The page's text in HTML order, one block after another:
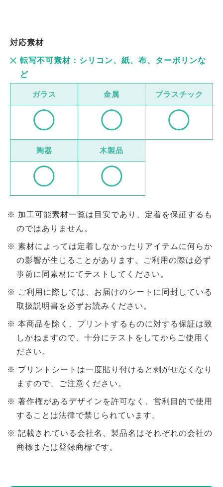
対応素材
転写不可素材：シリコン、紙、布、ターボリンな
ど
ガラス 金属 プラスチック
陶器 木製品
加工可能素材一覧は目安であり、定着を保証するも
のではありません。
素材によっては定着しなかったりアイテムに何らか
の影響が生じることがあります。ご利用の際は必ず
事前に同素材にてテストしてください。
ご利用に際しては、お届けのシートに同封している
取扱説明書を必ずお読みください。
本商品を除く、プリントするものに対する保証は致
しかねますので、十分にテストをしてからご使用く
ださい。
プリントシートは一度貼り付けると剥がせなくなり
ますので、ご注意ください。
著作権があるデザインを許可なく、営利目的で使用
することは法律で禁じられています。
記載されている会社名、製品名はそれぞれの会社の
商標または登録商標です。